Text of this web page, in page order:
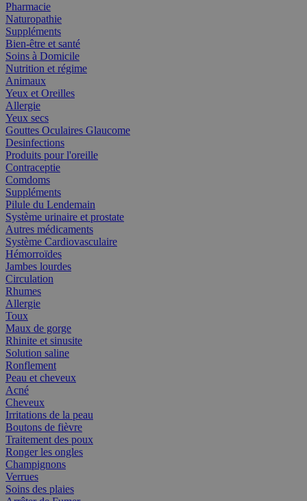
Pharmacie
Naturopathie
Suppléments
Bien-être et santé
Soins à Domicile
Nutrition et régime
Animaux
Yeux et Oreilles
Allergie
Yeux secs
Gouttes Oculaires Glaucome
Desinfections
Produits pour l'oreille
Contraceptie
Comdoms
Suppléments
Pilule du Lendemain
Système urinaire et prostate
Autres médicaments
Système Cardiovasculaire
Hémorroïdes
Jambes lourdes
Circulation
Rhumes
Allergie
Toux
Maux de gorge
Rhinite et sinusite
Solution saline
Ronflement
Peau et cheveux
Acné
Cheveux
Irritations de la peau
Boutons de fièvre
Traitement des poux
Ronger les ongles
Champignons
Verrues
Soins des plaies